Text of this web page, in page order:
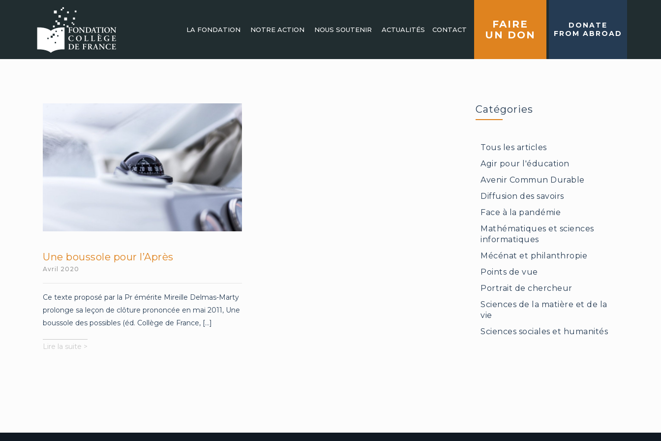
LA FONDATION NOTRE ACTION NOUS SOUTENIR ACTUALITÉS CONTACT
FAIRE
UN DON
DONATE
FROM ABROAD
Une boussole pour l’Après
Avril 2020
Ce texte proposé par la Pr émérite Mireille Delmas-Marty
prolonge sa leçon de clôture prononcée en mai 2011, Une
boussole des possibles (éd. Collège de France, [...]
Lire la suite >
Catégories
Tous les articles
Agir pour l'éducation
Avenir Commun Durable
Diffusion des savoirs
Face à la pandémie
Mathématiques et sciences
informatiques
Mécénat et philanthropie
Points de vue
Portrait de chercheur
Sciences de la matière et de la
vie
Sciences sociales et humanités